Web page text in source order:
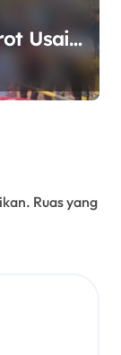
Usai
RI
Ruas yang